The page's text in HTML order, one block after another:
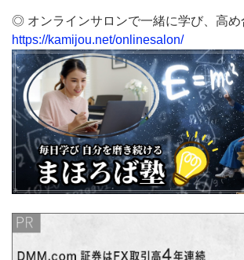
◎ オンラインサロンで一緒に学び、高め
https://kamijou.net/onlinesalon/